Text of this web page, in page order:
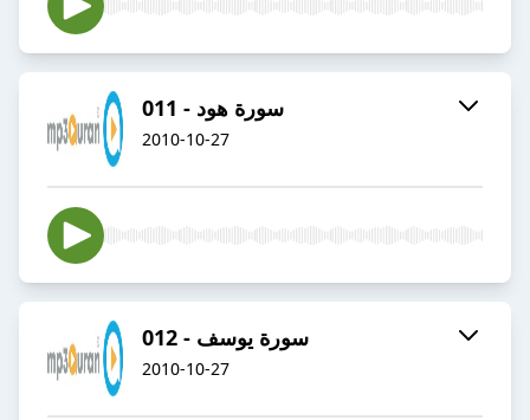
011 - سورة هود
2010-10-27
012 - سورة يوسف
2010-10-27